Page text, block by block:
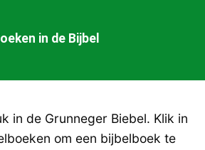
in de Bijbel
in de Grunneger Biebel. Klik in
om een bijbelboek te